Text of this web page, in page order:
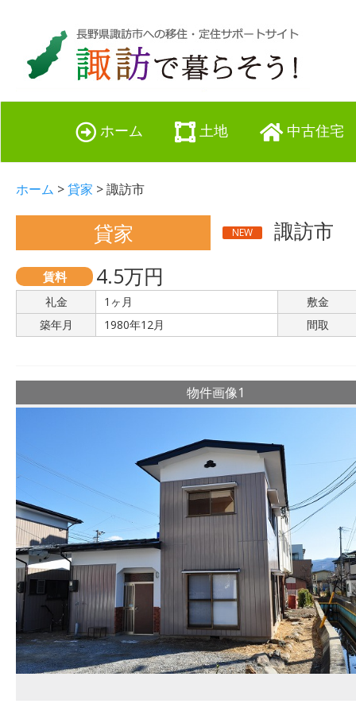
ホーム 土地 中古住宅
ホーム >貸家 > 諏訪市
貸家 NEW 諏訪市
賃料 4.5万円
礼金 1ヶ月
敷金
築年月
1980年12月 間取
物件画像1